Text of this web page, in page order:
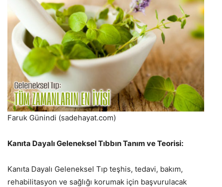
Faruk Günindi (sadehayat.com)
Kanıta Dayalı Geleneksel Tıbbın Tanım ve Teorisi:
Kanıta Dayalı Geleneksel Tıp teşhis, tedavi, bakım,
rehabilitasyon ve sağlığı korumak için başvurulacak